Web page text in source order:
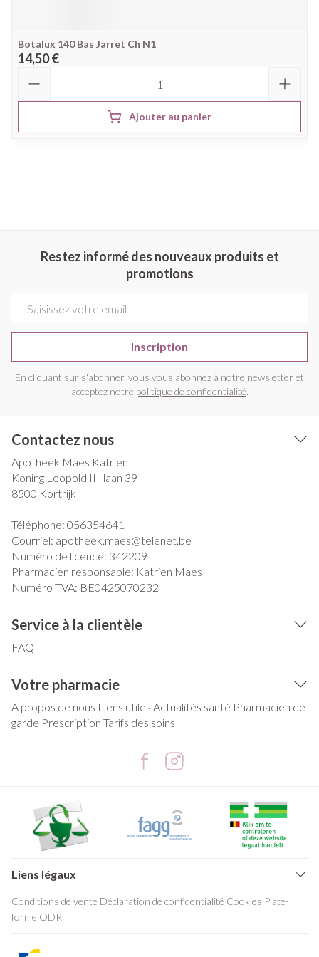
Botalux 140 Bas Jarret Ch N1
14,50 €
Ajouter au panier
Restez informé des nouveaux produits et
promotions
Inscription
En cliquant sur s'abonner, vous vous abonnez à notre newsletter et
acceptez notre politique de confidentialité.
Contactez nous
Apotheek Maes Katrien
Koning Leopold III-laan 39
8500 Kortrijk
Téléphone: 056354641
Courriel: apotheek.maes@telenet.be
Numéro de licence: 342209
Pharmacien responsable: Katrien Maes
Numéro TVA: BE0425070232
Service à la clientèle
FAQ
Votre pharmacie
A propos de nous Liens utiles Actualités santé Pharmacien de
garde Prescription Tarifs des soins
Liens légaux
Conditions de vente Déclaration de confidentialité Cookies Plate-
forme ODR